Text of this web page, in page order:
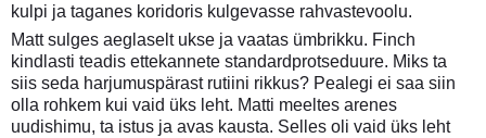
kulpi ja taganes koridoris kulgevasse rahvastevoolu.
Matt sulges aeglaselt ukse ja vaatas ümbrikku. Finch
kindlasti teadis ettekannete standardprotseduure. Miks ta
siis seda harjumuspärast rutiini rikkus? Pealegi ei saa siin
olla rohkem kui vaid üks leht. Matti meeltes arenes
uudishimu, ta istus ja avas kausta. Selles oli vaid üks leht